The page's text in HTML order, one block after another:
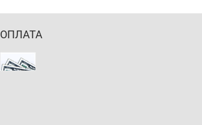
ОПЛАТА